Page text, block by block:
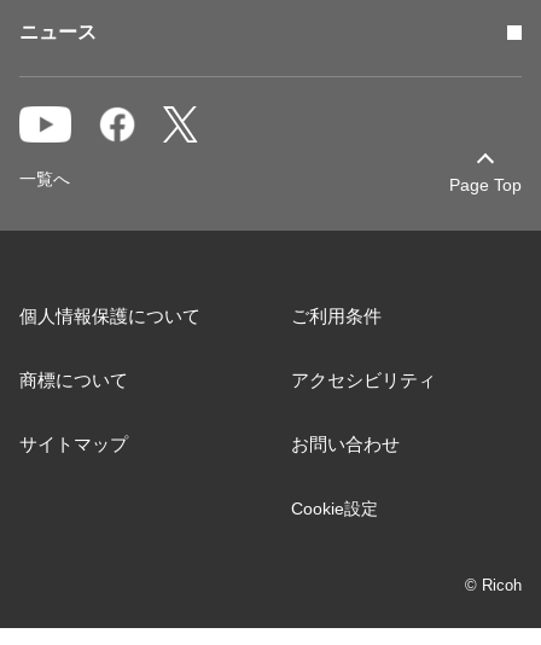
ニュース
Page Top
一覧へ
個人情報保護について ご利用条件
商標について アクセシビリティ
サイトマップ お問い合わせ
Cookie設定
© Ricoh